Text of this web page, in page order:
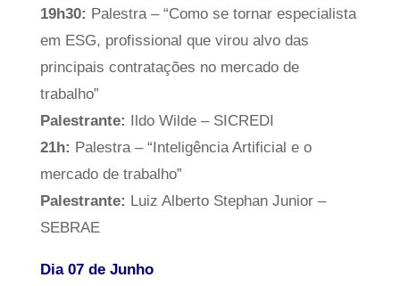
19h30: Palestra – “Como se tornar especialista
em ESG, profissional que virou alvo das
principais contratações no mercado de
trabalho”
Palestrante: Ildo Wilde – SICREDI
21h: Palestra – “Inteligência Artificial e o
mercado de trabalho”
Palestrante: Luiz Alberto Stephan Junior –
SEBRAE
Dia 07 de Junho